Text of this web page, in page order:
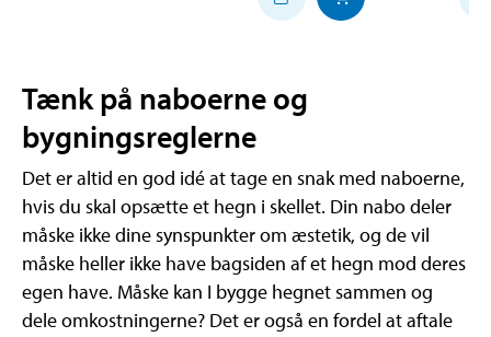
Tænk på naboerne og
bygningsreglerne
Det er altid en god idé at tage en snak med naboerne,
hvis du skal opsætte et hegn i skellet. Din nabo deler
måske ikke dine synspunkter om æstetik, og de vil
måske heller ikke have bagsiden af et hegn mod deres
egen have. Måske kan I bygge hegnet sammen og
dele omkostningerne? Det er også en fordel at aftale